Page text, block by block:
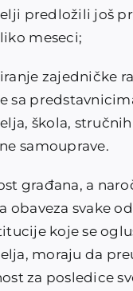
predložili još
meseci;
zajedničke
sa
škola,
samouprave.
građana, a
obaveza svake
koje se
moraju da
za posledice